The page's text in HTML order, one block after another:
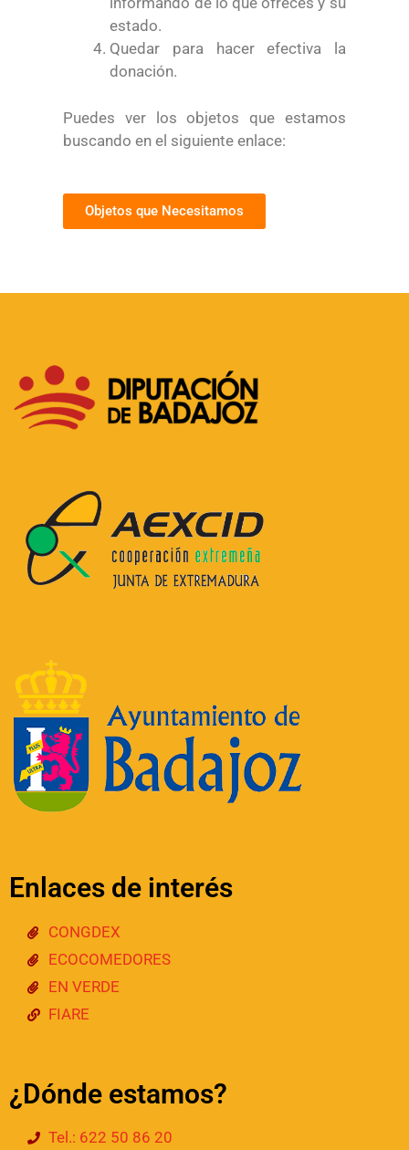
estado.
Quedar para hacer efectiva la
donación.
Puedes ver los objetos que estamos
buscando en el siguiente enlace:
Objetos que Necesitamos
Enlaces de interés
CONGDEX
ECOCOMEDORES
EN VERDE
FIARE
¿Dónde estamos?
Tel.: 622 50 86 20